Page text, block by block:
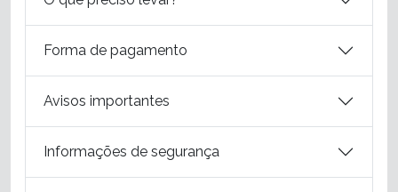
Forma de pagamento
Avisos importantes
Informações de segurança